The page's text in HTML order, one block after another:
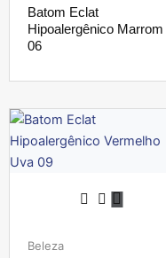
Batom Eclat
Hipoalergênico Marrom
06
Beleza